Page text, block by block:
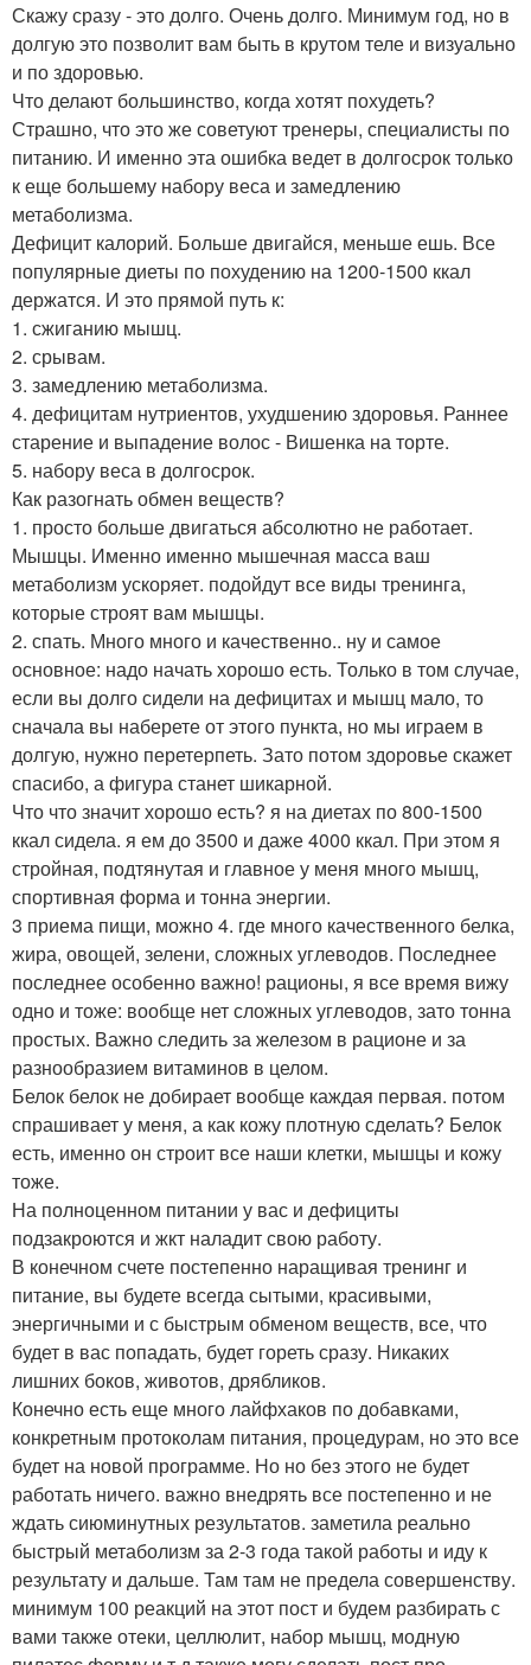
Скажу сразу - это долго. Очень долго. Минимум год, но в
долгую это позволит вам быть в крутом теле и визуально
и по здоровью.
Что делают большинство, когда хотят похудеть?
Страшно, что это же советуют тренеры, специалисты по
питанию. И именно эта ошибка ведет в долгосрок только
к еще большему набору веса и замедлению
метаболизма.
Дефицит калорий. Больше двигайся, меньше ешь. Все
популярные диеты по похудению на 1200-1500 ккал
держатся. И это прямой путь к:
1. сжиганию мышц.
2. срывам.
3. замедлению метаболизма.
4. дефицитам нутриентов, ухудшению здоровья. Раннее
старение и выпадение волос - Вишенка на торте.
5. набору веса в долгосрок.
Как разогнать обмен веществ?
1. просто больше двигаться абсолютно не работает.
Мышцы. Именно именно мышечная масса ваш
метаболизм ускоряет. подойдут все виды тренинга,
которые строят вам мышцы.
2. спать. Много много и качественно.. ну и самое
основное: надо начать хорошо есть. Только в том случае,
если вы долго сидели на дефицитах и мышц мало, то
сначала вы наберете от этого пункта, но мы играем в
долгую, нужно перетерпеть. Зато потом здоровье скажет
спасибо, а фигура станет шикарной.
Что что значит хорошо есть? я на диетах по 800-1500
ккал сидела. я ем до 3500 и даже 4000 ккал. При этом я
стройная, подтянутая и главное у меня много мышц,
спортивная форма и тонна энергии.
3 приема пищи, можно 4. где много качественного белка,
жира, овощей, зелени, сложных углеводов. Последнее
последнее особенно важно! рационы, я все время вижу
одно и тоже: вообще нет сложных углеводов, зато тонна
простых. Важно следить за железом в рационе и за
разнообразием витаминов в целом.
Белок белок не добирает вообще каждая первая. потом
спрашивает у меня, а как кожу плотную сделать? Белок
есть, именно он строит все наши клетки, мышцы и кожу
тоже.
На полноценном питании у вас и дефициты
подзакроются и жкт наладит свою работу.
В конечном счете постепенно наращивая тренинг и
питание, вы будете всегда сытыми, красивыми,
энергичными и с быстрым обменом веществ, все, что
будет в вас попадать, будет гореть сразу. Никаких
лишних боков, животов, дрябликов.
Конечно есть еще много лайфхаков по добавками,
конкретным протоколам питания, процедурам, но это все
будет на новой программе. Но но без этого не будет
работать ничего. важно внедрять все постепенно и не
ждать сиюминутных результатов. заметила реально
быстрый метаболизм за 2-3 года такой работы и иду к
результату и дальше. Там там не предела совершенству.
минимум 100 реакций на этот пост и будем разбирать с
вами также отеки, целлюлит, набор мышц, модную